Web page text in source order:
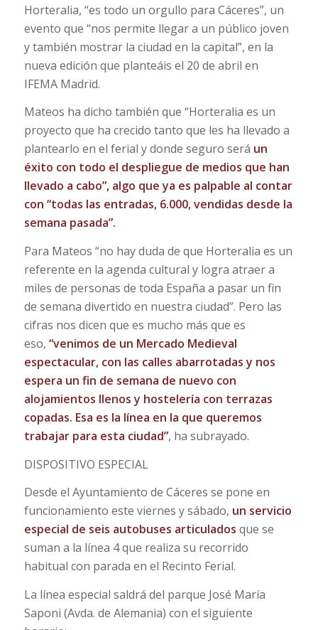
Horteralia, “es todo un orgullo para Cáceres”, un
evento que “nos permite llegar a un público joven
y también mostrar la ciudad en la capital”, en la
nueva edición que planteáis el 20 de abril en
IFEMA Madrid.
Mateos ha dicho también que “Horteralia es un
proyecto que ha crecido tanto que les ha llevado a
plantearlo en el ferial y donde seguro será un
éxito con todo el despliegue de medios que han
llevado a cabo”, algo que ya es palpable al contar
con “todas las entradas, 6.000, vendidas desde la
semana pasada”.
Para Mateos “no hay duda de que Horteralia es un
referente en la agenda cultural y logra atraer a
miles de personas de toda España a pasar un fin
de semana divertido en nuestra ciudad”. Pero las
cifras nos dicen que es mucho más que es
eso, “venimos de un Mercado Medieval
espectacular, con las calles abarrotadas y nos
espera un fin de semana de nuevo con
alojamientos llenos y hostelería con terrazas
copadas. Esa es la línea en la que queremos
trabajar para esta ciudad”, ha subrayado.
DISPOSITIVO ESPECIAL
Desde el Ayuntamiento de Cáceres se pone en
funcionamiento este viernes y sábado, un servicio
especial de seis autobuses articulados que se
suman a la línea 4 que realiza su recorrido
habitual con parada en el Recinto Ferial.
La línea especial saldrá del parque José María
Saponi (Avda. de Alemania) con el siguiente